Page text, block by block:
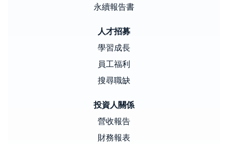
永續報告書
人才招募
學習成長
員工福利
搜尋職缺
投資人關係
營收報告
財務報表